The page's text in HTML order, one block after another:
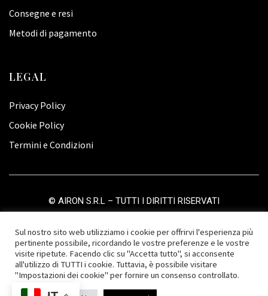
Consegne e resi
Metodi di pagamento
LEGAL
Privacy Policy
Cookie Policy
Termini e Condizioni
© AIRON S.R.L – TUTTI I DIRITTI RISERVATI
Sul nostro sito web utilizziamo i cookie per offrirvi l'esperienza più
pertinente possibile, ricordando le vostre preferenze e le vostre
visite ripetute. Facendo clic su "Accetta tutto", si acconsente
all'utilizzo di TUTTI i cookie. Tuttavia, è possibile visitare
"Impostazioni dei cookie" per fornire un consenso controllato.